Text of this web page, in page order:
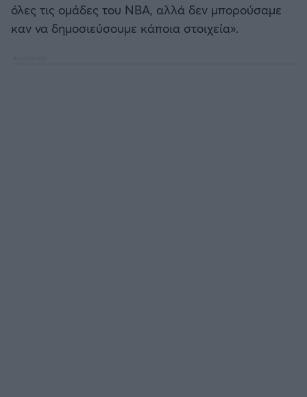
όλες τις ομάδες του ΝΒΑ, αλλά δεν μπορούσαμε
καν να δημοσιεύσουμε κάποια στοιχεία».